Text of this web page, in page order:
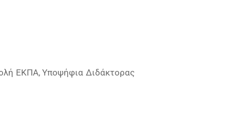
ΕΚΠΑ, Υποψήφια Διδάκτορας